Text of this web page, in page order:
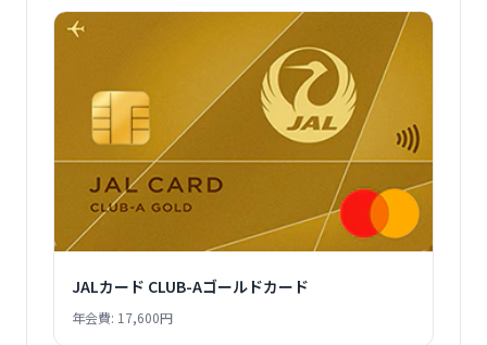
JALカード CLUB-Aゴールドカード
年会費: 17,600円